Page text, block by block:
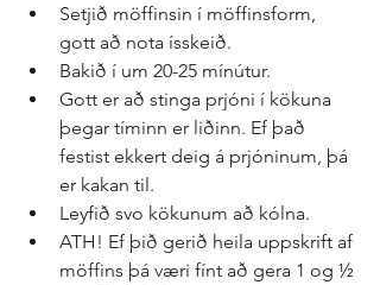
Setjið möffinsin í möffinsform,
gott að nota ísskeið.
Bakið í um 20-25 mínútur.
Gott er að stinga prjóni í kökuna
þegar tíminn er liðinn. Ef það
festist ekkert deig á prjóninum, þá
er kakan til.
Leyfið svo kökunum að kólna.
ATH! Ef þið gerið heila uppskrift af
möffins þá væri fínt að gera 1 og ½